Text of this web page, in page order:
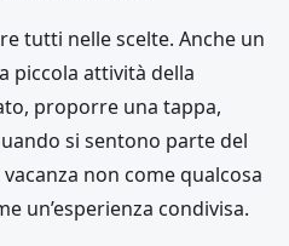
tutti nelle scelte. Anche un
piccola attività della
proporre una tappa,
si sentono parte del
non come qualcosa
un’esperienza condivisa.